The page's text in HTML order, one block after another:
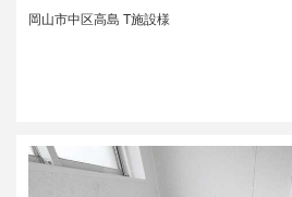
岡山市中区高島 T施設様